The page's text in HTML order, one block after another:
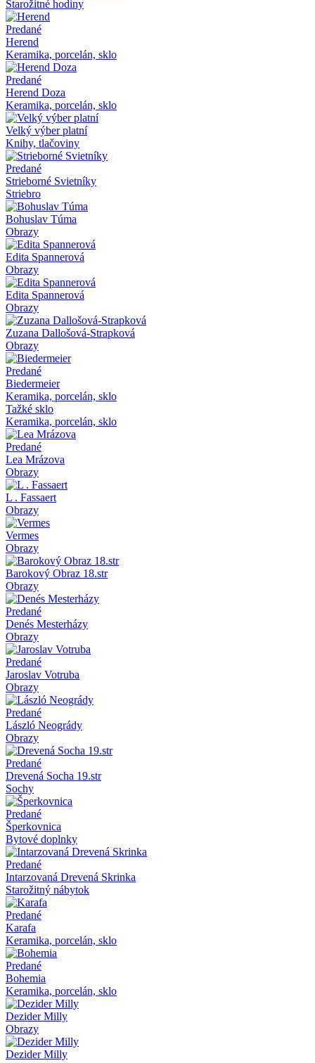
Starožitné hodiny
Predané
Herend
Keramika, porcelán, sklo
Predané
Herend Doza
Keramika, porcelán, sklo
Velký výber platní
Knihy, tlačoviny
Predané
Strieborné Svietníky
Striebro
Bohuslav Túma
Obrazy
Edita Spannerová
Obrazy
Edita Spannerová
Obrazy
Zuzana Dallošová-Strapková
Obrazy
Predané
Biedermeier
Keramika, porcelán, sklo
Tažké sklo
Keramika, porcelán, sklo
Predané
Lea Mrázova
Obrazy
L . Fassaert
Obrazy
Vermes
Obrazy
Barokový Obraz 18.str
Obrazy
Predané
Denés Mesterházy
Obrazy
Predané
Jaroslav Votruba
Obrazy
Predané
László Neogrády
Obrazy
Predané
Drevená Socha 19.str
Sochy
Predané
Šperkovnica
Bytové doplnky
Predané
Intarzovaná Drevená Skrinka
Starožitný nábytok
Predané
Karafa
Keramika, porcelán, sklo
Predané
Bohemia
Keramika, porcelán, sklo
Dezider Milly
Obrazy
Dezider Milly